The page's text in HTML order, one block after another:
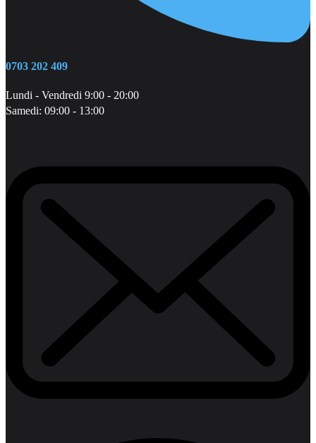
0703 202 409
Lundi - Vendredi 9:00 - 20:00
Samedi: 09:00 - 13:00